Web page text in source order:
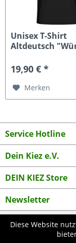
Unisex T-Shirt
Altdeutsch
19,90 € *
Merken
Service Hotline
Dein Kiez e.V.
DEIN KIEZ Store
Newsletter
* Alle Preise inkl.
Diese Website